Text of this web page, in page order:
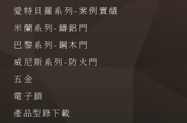
愛特貝羅系列-案例實績
米蘭系列-鑄鋁門
巴黎系列-鋼木門
威尼斯系列-防火門
五金
電子鎖
產品型錄下載